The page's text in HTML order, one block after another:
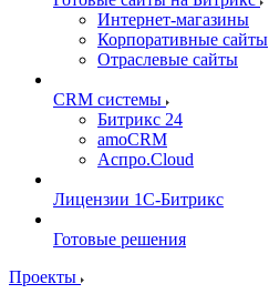
Интернет-магазины
Корпоративные сайты
Отраслевые сайты
CRM системы
Битрикс 24
amoCRM
Аспро.Cloud
Лицензии 1С-Битрикс
Готовые решения
Проекты